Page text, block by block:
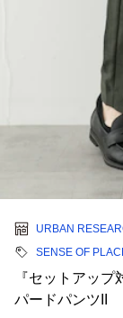
URBAN
SENSE OF
『セットアッ
パードパンツII